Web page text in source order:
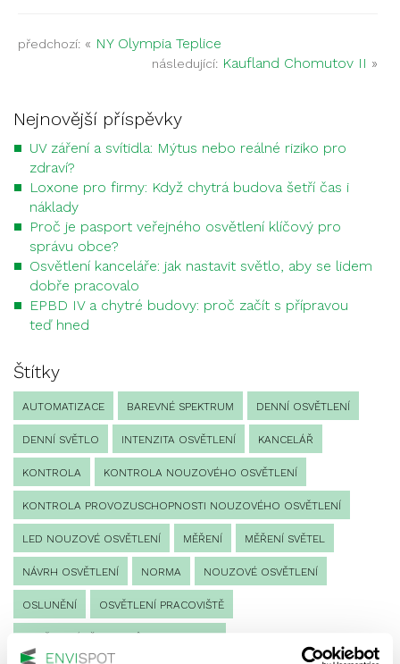
předchozí: « NY Olympia Teplice
následující: Kaufland Chomutov II »
Nejnovější příspěvky
UV záření a svítidla: Mýtus nebo reálné riziko pro
zdraví?
Loxone pro firmy: Když chytrá budova šetří čas i
náklady
Proč je pasport veřejného osvětlení klíčový pro
správu obce?
Osvětlení kanceláře: jak nastavit světlo, aby se lidem
dobře pracovalo
EPBD IV a chytré budovy: proč začít s přípravou
teď hned
Štítky
AUTOMATIZACE BAREVNÉ SPEKTRUM DENNÍ OSVĚTLENÍ
DENNÍ SVĚTLO INTENZITA OSVĚTLENÍ KANCELÁŘ
KONTROLA KONTROLA NOUZOVÉHO OSVĚTLENÍ
KONTROLA PROVOZUSCHOPNOSTI NOUZOVÉHO OSVĚTLENÍ
LED NOUZOVÉ OSVĚTLENÍ MĚŘENÍ MĚŘENÍ SVĚTEL
NÁVRH OSVĚTLENÍ NORMA NOUZOVÉ OSVĚTLENÍ
OSLUNĚNÍ OSVĚTLENÍ PRACOVIŠTĚ